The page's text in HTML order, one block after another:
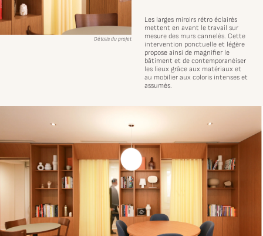
Détails du projet
Les larges miroirs rétro éclairés
mettent en avant le travail sur
mesure des murs cannelés. Cette
intervention ponctuelle et légère
propose ainsi de magnifier le
bâtiment et de contemporanéiser
les lieux grâce aux matériaux et
au mobilier aux coloris intenses et
assumés.